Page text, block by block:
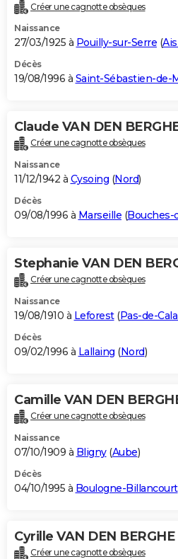
Créer une cagnotte obsèques
Naissance
27/03/1925 à Pouilly-sur-Serre (
Décès
19/08/1996 à Saint-Sébastien-de-
Claude VAN DEN
Créer une cagnotte obsèques
Naissance
11/12/1942 à Cysoing (Nord)
Décès
09/08/1996 à Marseille (Bouches-
Stephanie VAN DEN
Créer une cagnotte obsèques
Naissance
19/08/1910 à Leforest(Pas-de-
Décès
09/02/1996 à Lallaing (Nord)
Camille VAN DEN
Créer une cagnotte obsèques
Naissance
07/10/1909 à Bligny(Aube)
Décès
04/10/1995 à Boulogne-Billancourt
Cyrille VAN DEN BERGHE
Créer une cagnotte obsèques